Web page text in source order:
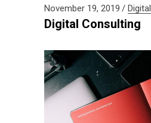
November 19, 2019 Digital
Digital Consulting